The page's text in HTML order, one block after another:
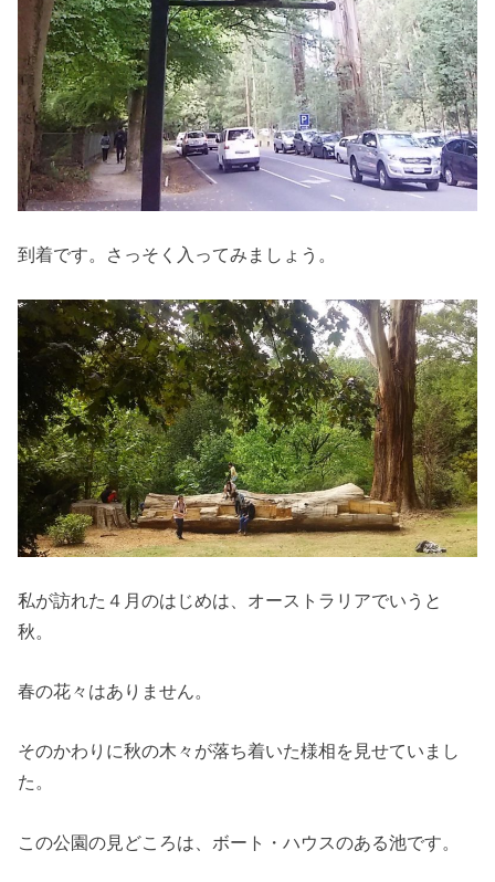
到着です。さっそく入ってみましょう。
私が訪れた４月のはじめは、オーストラリアでいうと
秋。
春の花々はありません。
そのかわりに秋の木々が落ち着いた様相を見せていまし
た。
この公園の見どころは、ボート・ハウスのある池です。